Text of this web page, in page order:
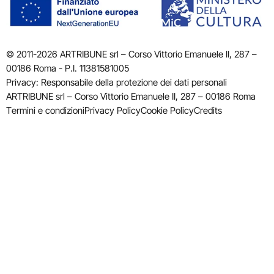
© 2011-2026 ARTRIBUNE srl – Corso Vittorio Emanuele II, 287 –
00186 Roma - P.I. 11381581005
Privacy: Responsabile della protezione dei dati personali
ARTRIBUNE srl – Corso Vittorio Emanuele II, 287 – 00186 Roma
Termini e condizioniPrivacy PolicyCookie PolicyCredits